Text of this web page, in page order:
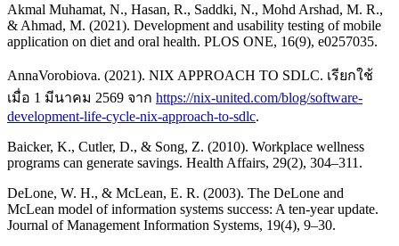
Akmal Muhamat, N., Hasan, R., Saddki, N., Mohd Arshad, M. R.,
& Ahmad, M. (2021). Development and usability testing of mobile
application on diet and oral health. PLOS ONE, 16(9), e0257035.
AnnaVorobiova. (2021). NIX APPROACH TO SDLC. เรียกใช้
เมื่อ 1 มีนาคม 2569 จาก https://nix-united.com/blog/software-
development-life-cycle-nix-approach-to-sdlc.
Baicker, K., Cutler, D., & Song, Z. (2010). Workplace wellness
programs can generate savings. Health Affairs, 29(2), 304–311.
DeLone, W. H., & McLean, E. R. (2003). The DeLone and
McLean model of information systems success: A ten-year update.
Journal of Management Information Systems, 19(4), 9–30.